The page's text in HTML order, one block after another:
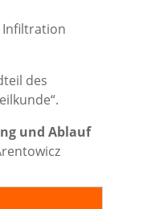
Infiltration
des
und Ablauf